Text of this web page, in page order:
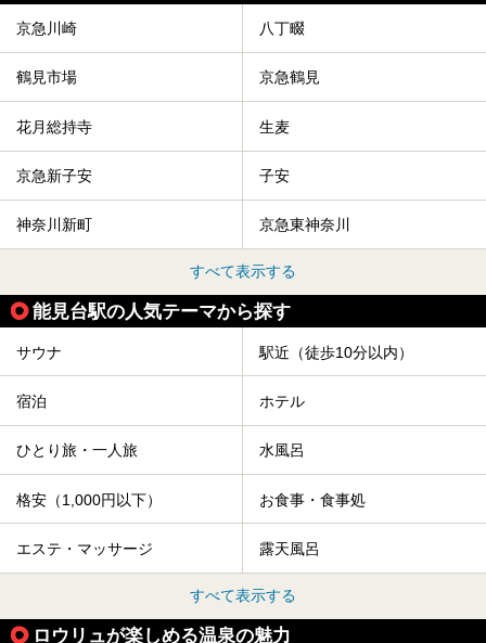
京急川崎 八丁畷
鶴見市場 京急鶴見
花月総持寺 生麦
京急新子安 子安
神奈川新町 京急東神奈川
すべて表示する
能見台駅の人気テーマから探す
サウナ 駅近（徒歩10分以内）
宿泊 ホテル
ひとり旅・一人旅 水風呂
格安（1,000円以下） お食事・食事処
エステ・マッサージ 露天風呂
すべて表示する
ロウリュが楽しめる温泉の魅力